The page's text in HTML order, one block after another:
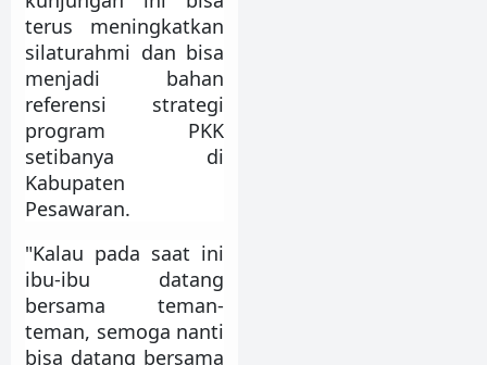
terus meningkatkan
silaturahmi dan bisa
menjadi bahan
referensi strategi
program PKK
setibanya di
Kabupaten
Pesawaran.
"Kalau pada saat ini
ibu-ibu datang
bersama teman-
teman, semoga nanti
bisa datang bersama